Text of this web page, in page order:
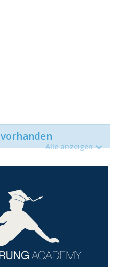
Alle anzeigen